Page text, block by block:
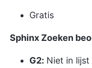
Gratis
Sphinx Zoeken
G2: Niet in lijst